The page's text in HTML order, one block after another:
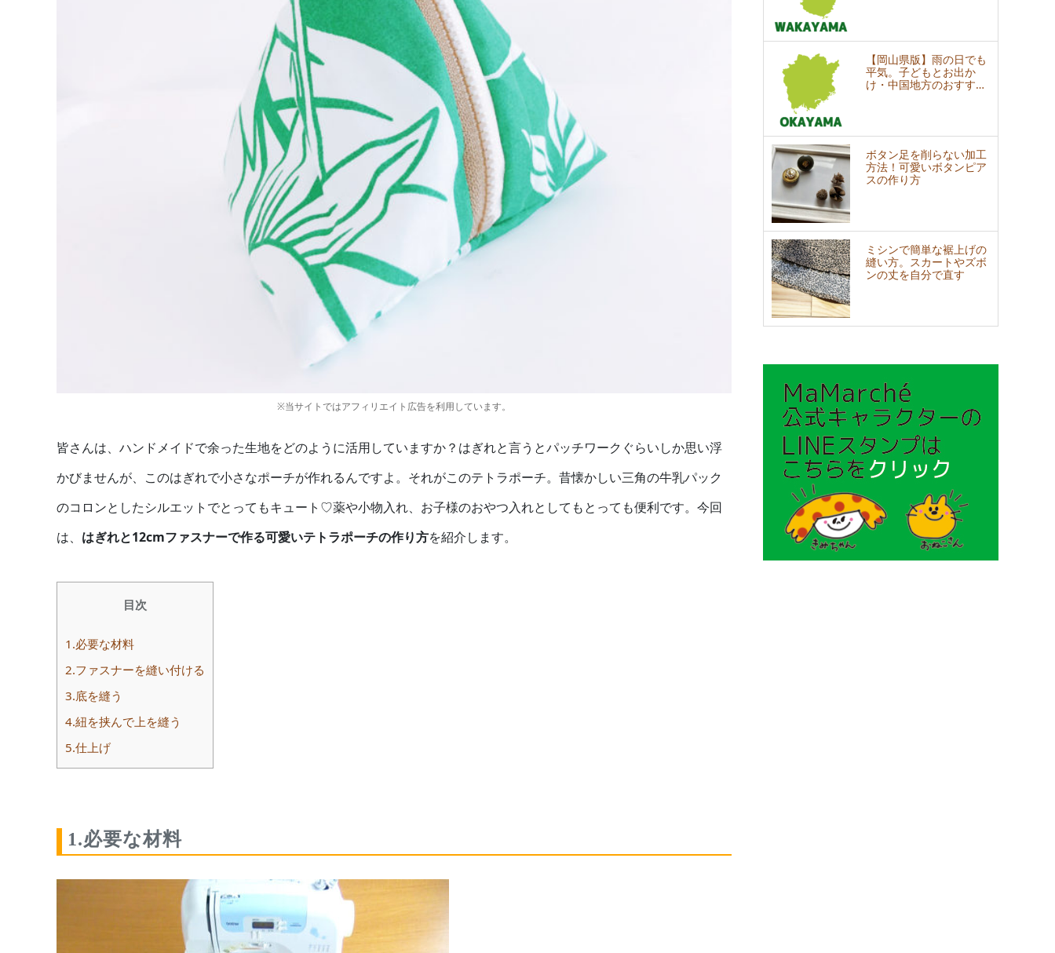
※当サイトではアフィリエイト広告を利用しています。
皆さんは、ハンドメイドで余った生地をどのように活用していますか？はぎれと言うとパッチワークぐらいしか思い浮
かびませんが、このはぎれで小さなポーチが作れるんですよ。それがこのテトラポーチ。昔懐かしい三角の牛乳パック
のコロンとしたシルエットでとってもキュート♡薬や小物入れ、お子様のおやつ入れとしてもとっても便利です。今回
は、 はぎれと12cmファスナーで作る可愛いテトラポーチの作り方を紹介します。
目次
1.必要な材料
2.ファスナーを縫い付ける
3.底を縫う
4.紐を挟んで上を縫う
5.仕上げ
1.必要な材料
【岡山県版】雨の日でも
平気。子どもとお出か
け・中国地方のおすす…
ボタン足を削らない加工
方法！可愛いボタンピア
スの作り方
ミシンで簡単な裾上げの
縫い方。スカートやズボ
ンの丈を自分で直す